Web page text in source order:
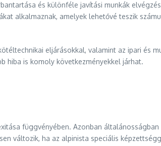
és különféle javítási munkák
alkalmaznak, amelyek lehetővé teszik
eljárásokkal, valamint az ipari és
hiba is komoly következményekkel járhat.
függvényében. Azonban
változik, ha az alpinista speciális